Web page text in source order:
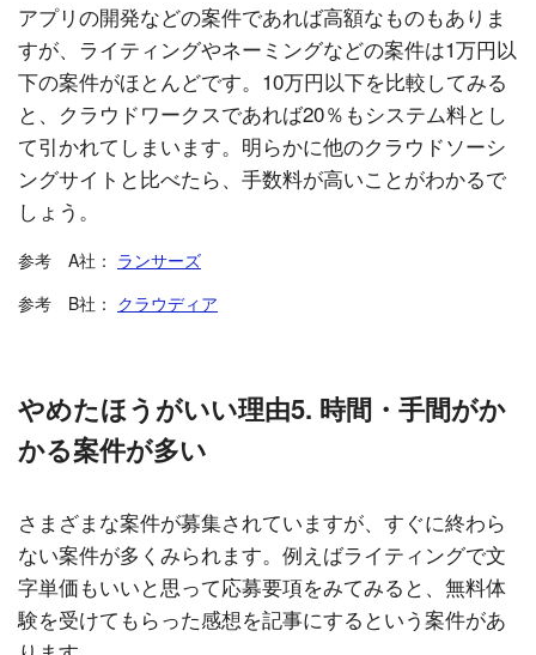
アプリの開発などの案件であれば高額なものもありま
すが、ライティングやネーミングなどの案件は1万円以
下の案件がほとんどです。10万円以下を比較してみる
と、クラウドワークスであれば20％もシステム料とし
て引かれてしまいます。明らかに他のクラウドソーシ
ングサイトと比べたら、手数料が高いことがわかるで
しょう。
参考 A社： ランサーズ
参考 B社： クラウディア
やめたほうがいい理由5. 時間・手間がか
かる案件が多い
さまざまな案件が募集されていますが、すぐに終わら
ない案件が多くみられます。例えばライティングで文
字単価もいいと思って応募要項をみてみると、無料体
験を受けてもらった感想を記事にするという案件があ